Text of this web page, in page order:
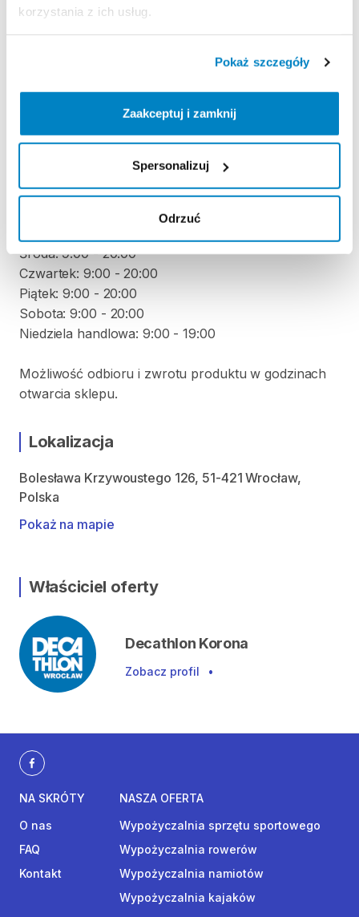
korzystania z ich usług.
Pokaż szczegóły
Zaakceptuj i zamknij
Spersonalizuj
Odrzuć
Regulamin wypożyczalni
Nie pobieramy kaucji za wypożyczenie tego
ODBIÓR I ZWROT SPRZĘTU
Poniedziałek: 9:00 - 20:00
Środa: 9:00 - 20:00
Czwartek: 9:00 - 20:00
Piątek: 9:00 - 20:00
Sobota: 9:00 - 20:00
Niedziela handlowa: 9:00 - 19:00
Możliwość odbioru i zwrotu produktu w godzinach
otwarcia sklepu.
Lokalizacja
Bolesława Krzywoustego 126, 51-421 Wrocław,
Polska
Pokaż na mapie
Właściciel oferty
Decathlon Korona
Zobacz profil •
NA SKRÓTY
O nas
FAQ
Kontakt
NASZA OFERTA
Wypożyczalnia sprzętu sportowego
Wypożyczalnia rowerów
Wypożyczalnia namiotów
Wypożyczalnia kajaków